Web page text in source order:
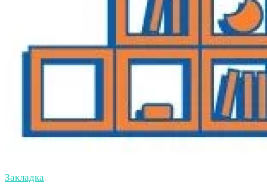
Закладка.